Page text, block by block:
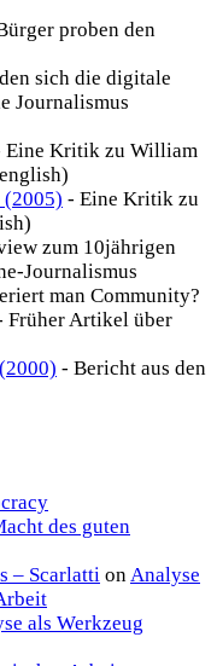
proben den
sich die digitale
Journalismus
Eine Kritik zu William
(2005) - Eine Kritik zu
zum 10jährigen
Journalismus
man Community?
Früher Artikel über
- Bericht aus den
des guten
– Scarlatti onAnalyse
als Werkzeug